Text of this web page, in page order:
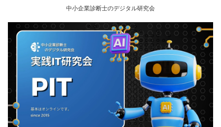
中小企業診断士のデジタル研究会